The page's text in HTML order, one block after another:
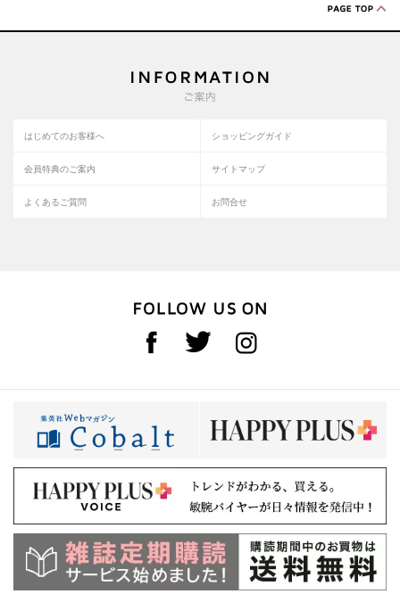
はじめてのお客様へ ショッピングガイド
会員特典のご案内 サイトマップ
よくあるご質問 お問合せ